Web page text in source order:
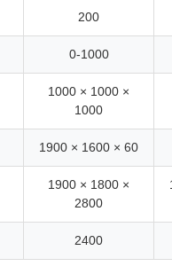
200
0-1000
1000 × 1000 ×
1000
1900 × 1600 × 60
1900 × 1800 ×
2800
2400